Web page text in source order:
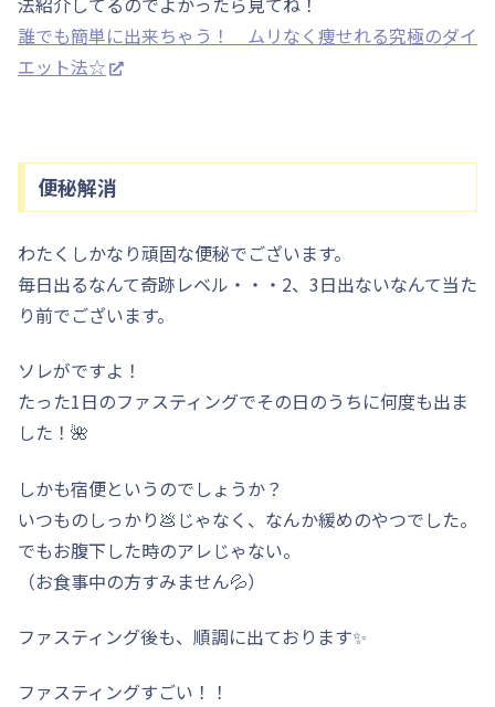
誰でも簡単に出来ちゃう！ ムリなく痩せれる究極のダイ
エット法☆
便秘解消
わたくしかなり頑固な便秘でございます。
毎日出るなんて奇跡レベル・・・2、3日出ないなんて当た
り前でございます。
ソレがですよ！
たった1日のファスティングでその日のうちに何度も出ま
した！🌺
しかも宿便というのでしょうか？
いつものしっかり💩じゃなく、なんか緩めのやつでした。
でもお腹下した時のアレじゃない。
（お食事中の方すみません💦）
ファスティング後も、順調に出ております✨
ファスティングすごい！！